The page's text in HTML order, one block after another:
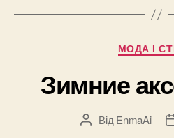
МОДА І
Зимние
Автор
Від EnmaAi